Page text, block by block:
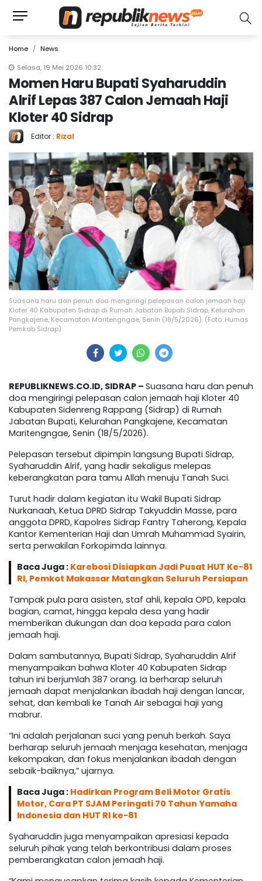
Home
News
Selasa, 19 Mei 2026 10:32
Momen Haru Bupati Syaharuddin
Alrif Lepas 387 Calon Jemaah Haji
Kloter 40 Sidrap
Editor : Rizal
Suasana haru dan penuh doa mengiringi pelepasan calon jemaah haji
Kloter 40 Kabupaten Sidrap di Rumah Jabatan Bupati Sidrap, Kelurahan
Pangkajene, Kecamatan Maritengngae, Senin (18/5/2026). (Foto: Humas
Pemkab Sidrap)
REPUBLIKNEWS.CO.ID, SIDRAP – Suasana haru dan penuh
doa mengiringi pelepasan calon jemaah haji Kloter 40
Kabupaten Sidenreng Rappang (Sidrap) di Rumah
Jabatan Bupati, Kelurahan Pangkajene, Kecamatan
Maritengngae, Senin (18/5/2026).
Pelepasan tersebut dipimpin langsung Bupati Sidrap,
Syaharuddin Alrif, yang hadir sekaligus melepas
keberangkatan para tamu Allah menuju Tanah Suci.
Turut hadir dalam kegiatan itu Wakil Bupati Sidrap
Nurkanaah, Ketua DPRD Sidrap Takyuddin Masse, para
anggota DPRD, Kapolres Sidrap Fantry Taherong, Kepala
Kantor Kementerian Haji dan Umrah Muhammad Syairin,
serta perwakilan Forkopimda lainnya.
Baca Juga : Karebosi Disiapkan Jadi Pusat HUT Ke-81
RI, Pemkot Makassar Matangkan Seluruh Persiapan
Tampak pula para asisten, staf ahli, kepala OPD, kepala
bagian, camat, hingga kepala desa yang hadir
memberikan dukungan dan doa kepada para calon
jemaah haji.
Dalam sambutannya, Bupati Sidrap, Syaharuddin Alrif
menyampaikan bahwa Kloter 40 Kabupaten Sidrap
tahun ini berjumlah 387 orang. Ia berharap seluruh
jemaah dapat menjalankan ibadah haji dengan lancar,
sehat, dan kembali ke Tanah Air sebagai haji yang
mabrur.
“Ini adalah perjalanan suci yang penuh berkah. Saya
berharap seluruh jemaah menjaga kesehatan, menjaga
kekompakan, dan fokus menjalankan ibadah dengan
sebaik-baiknya,” ujarnya.
Baca Juga : Hadirkan Program Beli Motor Gratis
Motor, Cara PT SJAM Peringati 70 Tahun Yamaha
Indonesia dan HUT RI ke-81
Syaharuddin juga menyampaikan apresiasi kepada
seluruh pihak yang telah berkontribusi dalam proses
pemberangkatan calon jemaah haji.